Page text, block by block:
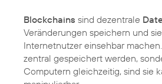
Blockchains sind dezentrale
Veränderungen speichern und
Internetnutzer einsehbar
zentral gespeichert werden,
Computern gleichzeitig, sind sie